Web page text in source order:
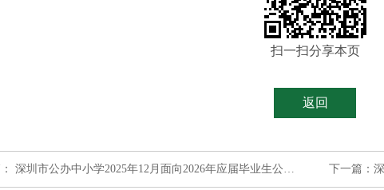
扫一扫分享本页
返回
上一篇： 深圳市公办中小学2025年12月面向2026年应届毕业生公开招聘教师深圳中学岗位面试公告